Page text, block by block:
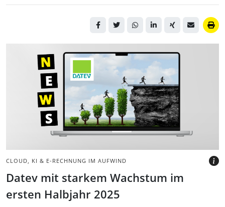
CLOUD, KI & E-RECHNUNG IM AUFWIND
Datev mit starkem Wachstum im
ersten Halbjahr 2025
Menschen laufen über
wachsende Bäume wie
Stufen, daneben das Wort
'NEWS' in gelber Schrift.
BILD: ©WILDPIXEL, GETTY
IMAGES VIA CANVA.COM